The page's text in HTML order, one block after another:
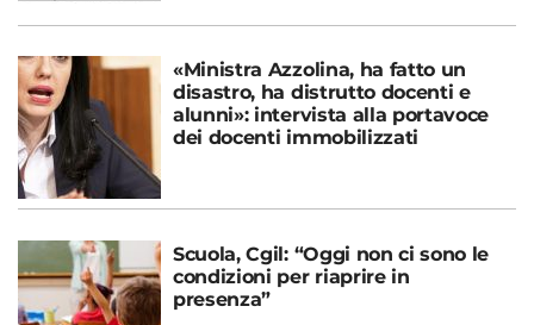
«Ministra Azzolina, ha fatto un
disastro, ha distrutto docenti e
alunni»: intervista alla portavoce
dei docenti immobilizzati
Scuola, Cgil: “Oggi non ci sono le
condizioni per riaprire in
presenza”